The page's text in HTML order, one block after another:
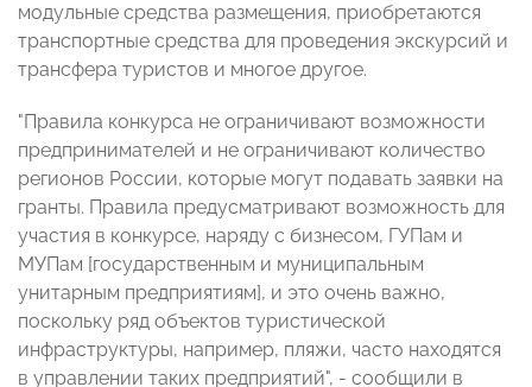
модульные средства размещения, приобретаются
транспортные средства для проведения экскурсий и
трансфера туристов и многое другое.
"Правила конкурса не ограничивают возможности
предпринимателей и не ограничивают количество
регионов России, которые могут подавать заявки на
гранты. Правила предусматривают возможность для
участия в конкурсе, наряду с бизнесом, ГУПам и
МУПам [государственным и муниципальным
унитарным предприятиям], и это очень важно,
поскольку ряд объектов туристической
инфраструктуры, например, пляжи, часто находятся
в управлении таких предприятий", - сообщили в